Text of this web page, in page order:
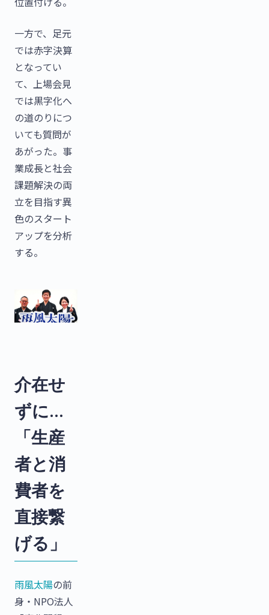
一方で、足元
では赤字決算
となってい
て、上場会見
では黒字化へ
の道のりにつ
いても質問が
あがった。事
業成長と社会
課題解決の両
立を目指す異
色のスタート
アップを分析
する。
介在せ
ずに...
「生産
者と消
費者を
直接繋
げる」
雨風太陽の前
身・NPO法人